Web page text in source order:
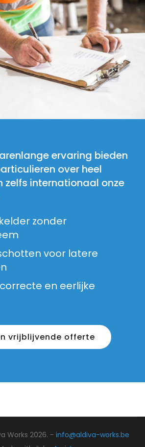
ervaring bieden
over heel
zelfs internationaal onze
zonder
voor latere
en eerlijke
vrijblijvende offerte
Works 2026. - info@aldiva-works.be